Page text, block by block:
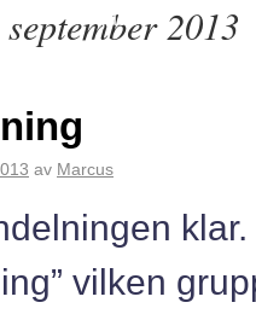
judo?
september 2013
av Marcus
vilken